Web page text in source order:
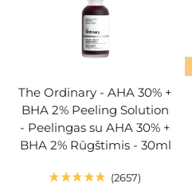
The Ordinary - AHA 30% +
BHA 2% Peeling Solution
- Peelingas su AHA 30% +
BHA 2% Rūgštimis - 30ml
2657